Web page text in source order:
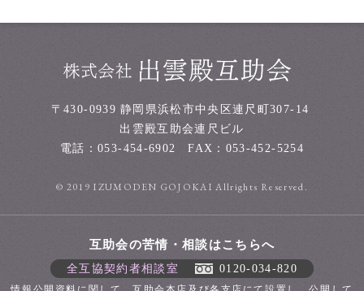
〒430-0939 静岡県浜松市中央区連尺町307-14
出雲殿互助会連尺ビル
電話：053-454-6902 FAX：053-452-5254
© 2019 IZUMODEN GOJOKAI Allrights Reserved.
互助会の苦情・相談はこちらへ
全互協契約者相談室 0120-034-820